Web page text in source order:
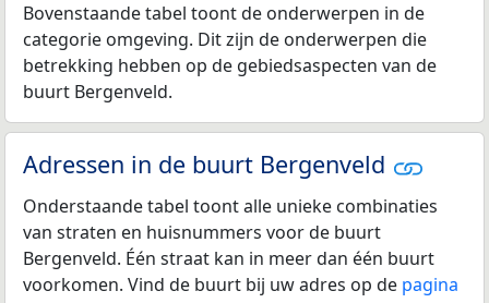
Bovenstaande tabel toont de onderwerpen in de
categorie omgeving. Dit zijn de onderwerpen die
betrekking hebben op de gebiedsaspecten van de
buurt Bergenveld.
Adressen in de buurt Bergenveld
Onderstaande tabel toont alle unieke combinaties
van straten en huisnummers voor de buurt
Bergenveld. Één straat kan in meer dan één buurt
voorkomen. Vind de buurt bij uw adres op de pagina